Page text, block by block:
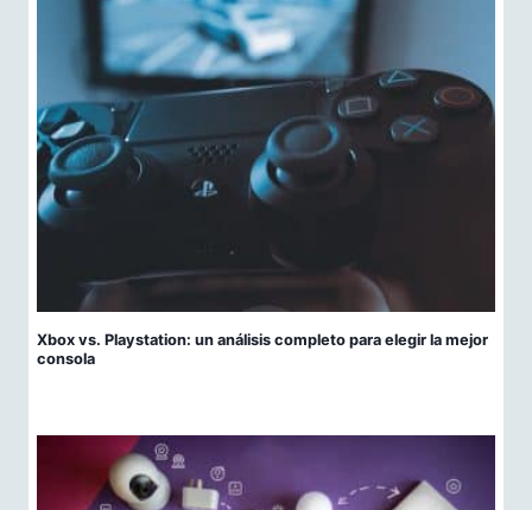
Xbox vs. Playstation: un análisis completo para elegir la mejor
consola